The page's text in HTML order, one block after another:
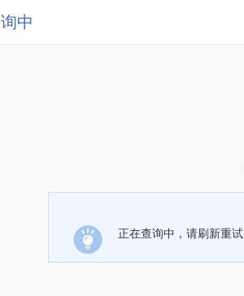
中
正在查询中，请刷新重试